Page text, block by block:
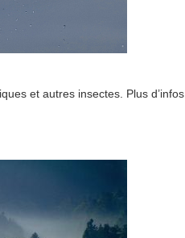
et autres insectes. Plus d’infos